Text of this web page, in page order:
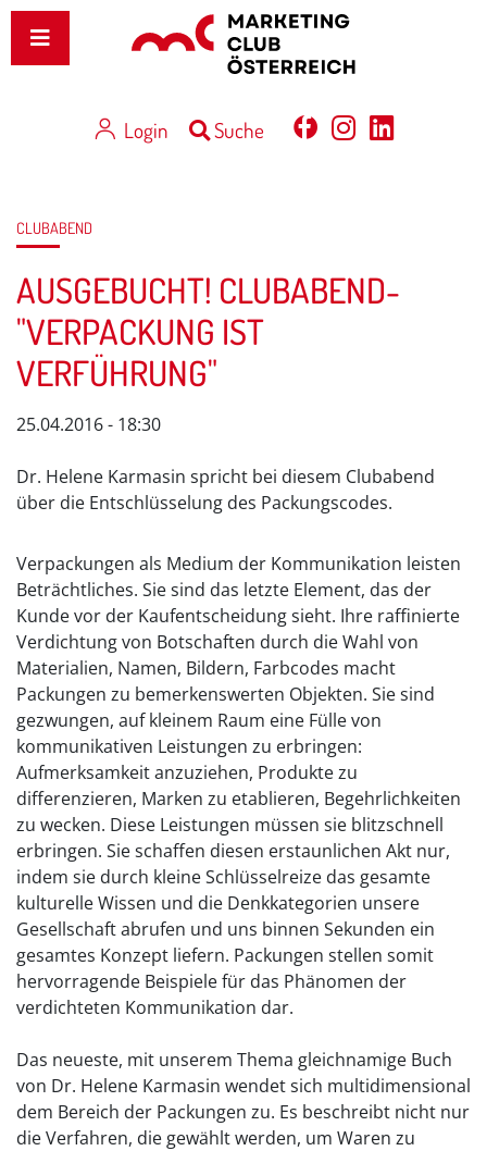
Login Suche
CLUBABEND
AUSGEBUCHT! CLUBABEND-
"VERPACKUNG IST
VERFÜHRUNG"
25.04.2016 - 18:30
Dr. Helene Karmasin spricht bei diesem Clubabend
über die Entschlüsselung des Packungscodes.
Verpackungen als Medium der Kommunikation leisten
Beträchtliches. Sie sind das letzte Element, das der
Kunde vor der Kaufentscheidung sieht. Ihre raffinierte
Verdichtung von Botschaften durch die Wahl von
Materialien, Namen, Bildern, Farbcodes macht
Packungen zu bemerkenswerten Objekten. Sie sind
gezwungen, auf kleinem Raum eine Fülle von
kommunikativen Leistungen zu erbringen:
Aufmerksamkeit anzuziehen, Produkte zu
differenzieren, Marken zu etablieren, Begehrlichkeiten
zu wecken. Diese Leistungen müssen sie blitzschnell
erbringen. Sie schaffen diesen erstaunlichen Akt nur,
indem sie durch kleine Schlüsselreize das gesamte
kulturelle Wissen und die Denkkategorien unsere
Gesellschaft abrufen und uns binnen Sekunden ein
gesamtes Konzept liefern. Packungen stellen somit
hervorragende Beispiele für das Phänomen der
verdichteten Kommunikation dar.
Das neueste, mit unserem Thema gleichnamige Buch
von Dr. Helene Karmasin wendet sich multidimensional
dem Bereich der Packungen zu. Es beschreibt nicht nur
die Verfahren, die gewählt werden, um Waren zu